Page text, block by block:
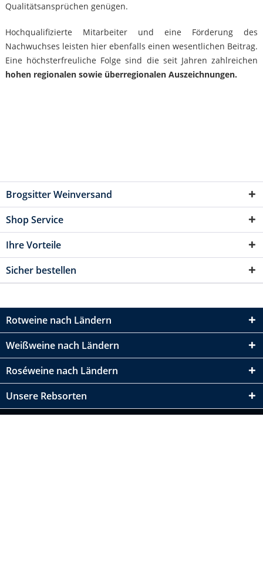
Qualitätsansprüchen genügen.
Hochqualifizierte Mitarbeiter und eine Förderung des
Nachwuchses leisten hier ebenfalls einen wesentlichen Beitrag.
Eine höchsterfreuliche Folge sind die seit Jahren zahlreichen
hohen regionalen sowie überregionalen Auszeichnungen.
Brogsitter Weinversand
Shop Service
Ihre Vorteile
Sicher bestellen
Rotweine nach Ländern
Weißweine nach Ländern
Roséweine nach Ländern
Unsere Rebsorten